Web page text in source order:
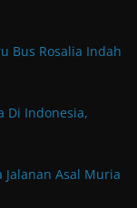
Bus Rosalia Indah
Di Indonesia,
Jalanan Asal Muria